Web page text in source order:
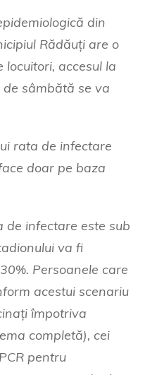
din
Rădăuți are o
accesul la
de sâmbătă se va
rata de infectare
doar pe baza
de infectare este sub
va fi
Persoanele care
acestui scenariu
împotriva
completă), cei
pentru